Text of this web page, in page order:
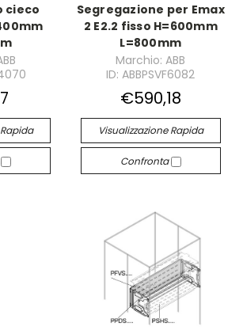
cieco
Segregazione per Emax
2 E2.2 fisso H=600mm
L=800mm
Marchio: ABB
ID: ABBPSVF6082
€590,18
Visualizzazione Rapida
Confronta